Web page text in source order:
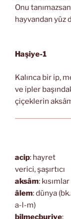
Onu
hayvandan yüz
Haşiye-1
Kalınca bir ip,
ve ipler
çiçeklerin
acip: hayret
verici, şaşırtıcı
aksâm: kısımlar
âlem: dünya (bk.
a-l-m)
bilmecburiye: